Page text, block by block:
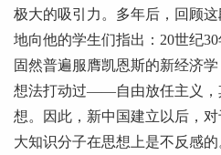
极大的吸引力。多年后，回顾
地向他的学生们指出：20世纪
固然普遍服膺凯恩斯的新经济
想法打动过——自由放任主义，
想。因此，新中国建立以后，
大知识分子在思想上是不反感的